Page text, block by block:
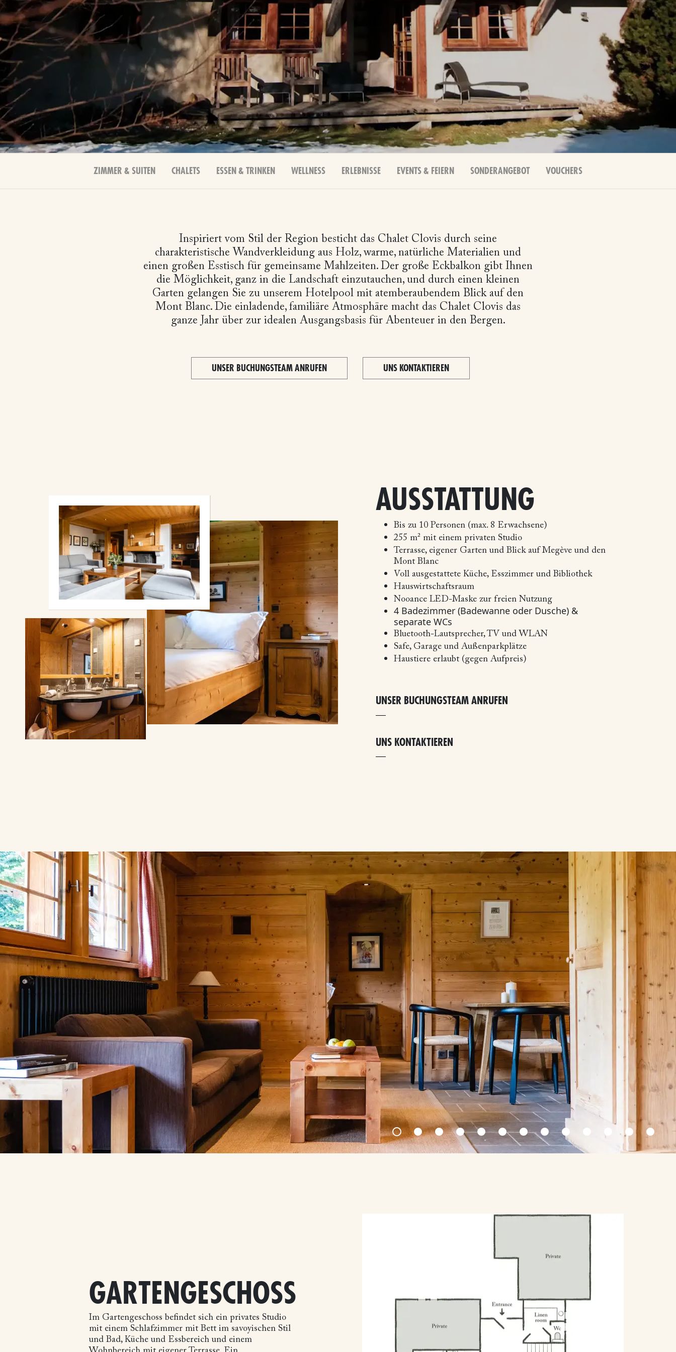
ZIMMER & SUITEN CHALETS ESSEN & TRINKEN WELLNESS ERLEBNISSE EVENTS & FEIERN SONDERANGEBOT VOUCHERS
Inspiriert vom Stil der Region besticht das Chalet Clovis durch seine
charakteristische Wandverkleidung aus Holz, warme, natürliche Materialien und
einen großen Esstisch für gemeinsame Mahlzeiten. Der große Eckbalkon gibt Ihnen
die Möglichkeit, ganz in die Landschaft einzutauchen, und durch einen kleinen
Garten gelangen Sie zu unserem Hotelpool mit atemberaubendem Blick auf den
Mont Blanc. Die einladende, familiäre Atmosphäre macht das Chalet Clovis das
ganze Jahr über zur idealen Ausgangsbasis für Abenteuer in den Bergen.
UNSER BUCHUNGSTEAM ANRUFEN UNS KONTAKTIEREN
AUSSTATTUNG
Bis zu 10 Personen (max. 8 Erwachsene)
255 m² mit einem privaten Studio
Terrasse, eigener Garten und Blick auf Megève und den
Mont Blanc
Voll ausgestattete Küche, Esszimmer und Bibliothek
Hauswirtschaftsraum
Nooance LED-Maske zur freien Nutzung
4 Badezimmer (Badewanne oder Dusche) &
separate WCs
Bluetooth-Lautsprecher, TV und WLAN
Safe, Garage und Außenparkplätze
Haustiere erlaubt (gegen Aufpreis)
UNSER BUCHUNGSTEAM ANRUFEN
UNS KONTAKTIEREN
GARTENGESCHOSS
Im Gartengeschoss befindet sich ein privates Studio
mit einem Schlafzimmer mit Bett im savoyischen Stil
und Bad, Küche und Essbereich und einem